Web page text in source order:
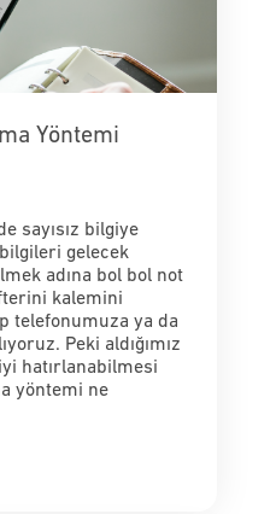
Yöntemi
sayısız bilgiye
gelecek
adına bol bol not
kalemini
telefonumuza ya da
Peki aldığımız
hatırlanabilmesi
yöntemi ne